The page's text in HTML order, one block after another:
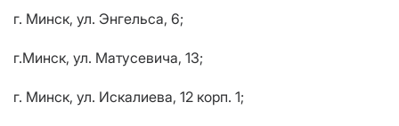
г. Минск, ул. Энгельса, 6;
г.Минск, ул. Матусевича, 13;
г. Минск, ул. Искалиева, 12 корп. 1;